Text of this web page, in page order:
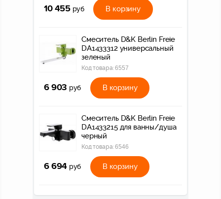
10 455 руб В корзину
Смеситель D&K Berlin Freie
DA1433312 универсальный
зеленый
Код товара:6557
6 903 руб В корзину
Смеситель D&K Berlin Freie
DA1433215 для ванны/душа
черный
Код товара:6546
6 694 руб В корзину